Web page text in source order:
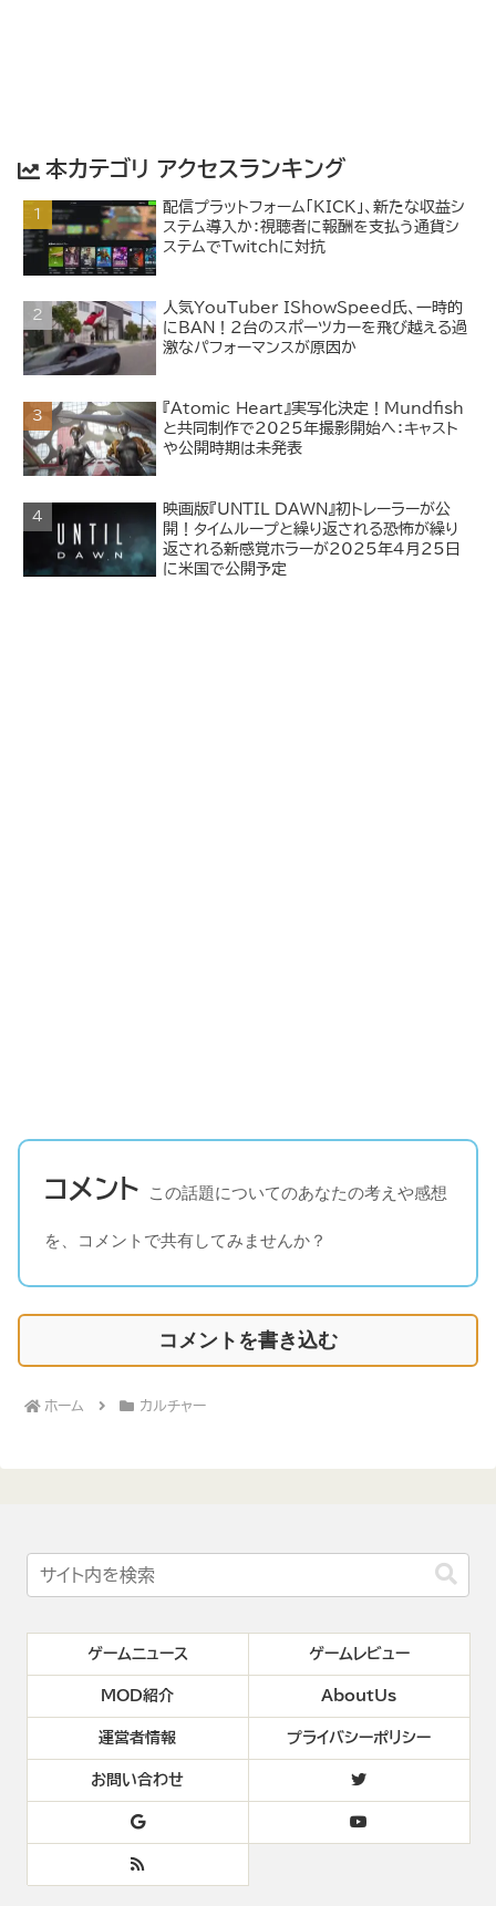
本カテゴリ アクセスランキング
配信プラットフォーム「KICK」、新たな収益シ
ステム導入か：視聴者に報酬を支払う通貨シ
ステムでTwitchに対抗
人気YouTuber IShowSpeed氏、一時的
にBAN！2台のスポーツカーを飛び越える過
激なパフォーマンスが原因か
『Atomic Heart』実写化決定！Mundfish
と共同制作で2025年撮影開始へ：キャスト
や公開時期は未発表
映画版『UNTIL DAWN』初トレーラーが公
開！タイムループと繰り返される恐怖が繰り
返される新感覚ホラーが2025年4月25日
に米国で公開予定
コメント この話題についてのあなたの考えや感想
を、コメントで共有してみませんか？
コメントを書き込む
ホーム カルチャー
ゲームニュース ゲームレビュー
MOD紹介 AboutUs
運営者情報 プライバシーポリシー
お問い合わせ